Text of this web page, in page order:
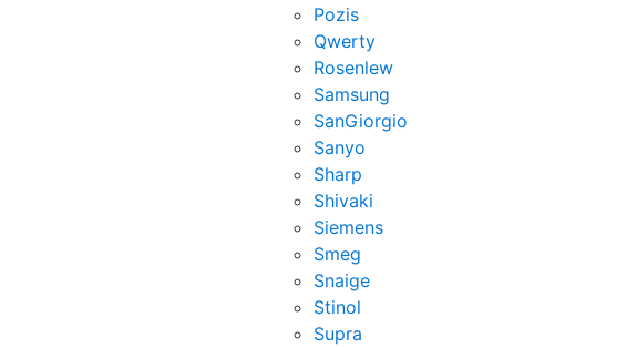
Pozis
Qwerty
Rosenlew
Samsung
SanGiorgio
Sanyo
Sharp
Shivaki
Siemens
Smeg
Snaige
Stinol
Supra